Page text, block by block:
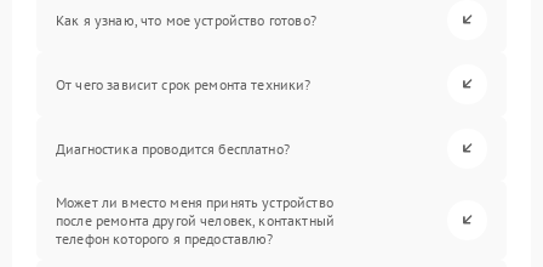
Как я узнаю, что мое устройство готово?
От чего зависит срок ремонта техники?
Диагностика проводится бесплатно?
Может ли вместо меня принять устройство
после ремонта другой человек, контактный
телефон которого я предоставлю?